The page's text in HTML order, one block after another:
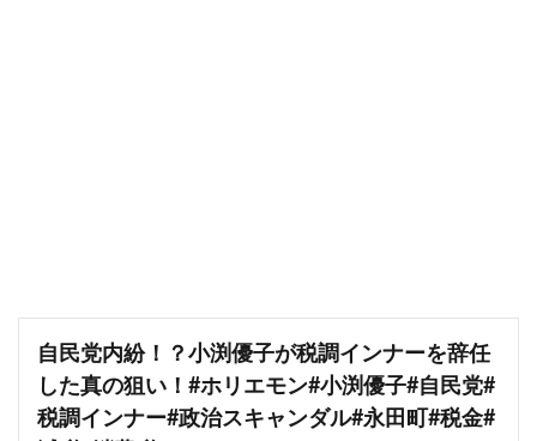
自民党内紛！？小渕優子が税調インナーを辞任
した真の狙い！#ホリエモン#小渕優子#自民党#
税調インナー#政治スキャンダル#永田町#税金#